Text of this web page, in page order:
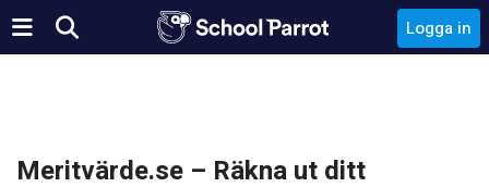
Logga in
Meritvärde.se – Räkna ut ditt